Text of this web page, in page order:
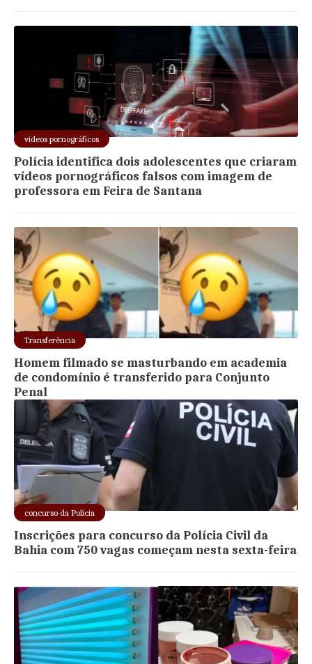
vídeos pornográficos
Polícia identifica dois adolescentes que criaram
vídeos pornográficos falsos com imagem de
professora em Feira de Santana
Transferência
Homem filmado se masturbando em academia
de condomínio é transferido para Conjunto
Penal
concurso da Polícia
Inscrições para concurso da Polícia Civil da
Bahia com 750 vagas começam nesta sexta-feira